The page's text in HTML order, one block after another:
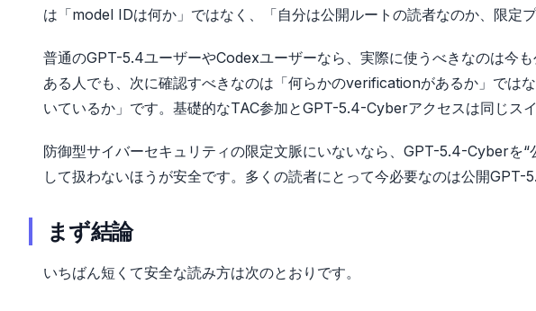
は「model IDは何か」ではなく、「自分は公開ルートの読者なのか、限定
普通のGPT-5.4ユーザーやCodexユーザーなら、実際に使うべきなのは今
ある人でも、次に確認すべきなのは「何らかのverificationがあるか」では
いているか」です。基礎的なTAC参加とGPT-5.4-Cyberアクセスは同じスイ
防御型サイバーセキュリティの限定文脈にいないなら、GPT-5.4-Cyberを“
して扱わないほうが安全です。多くの読者にとって今必要なのは公開GPT-
まず結論
いちばん短くて安全な読み方は次のとおりです。